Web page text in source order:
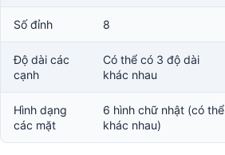
Số đỉnh 8
Độ dài các
cạnh
Có thể có 3 độ dài
khác nhau
Hình dạng
các mặt
6 hình chữ nhật (có thể
khác nhau)